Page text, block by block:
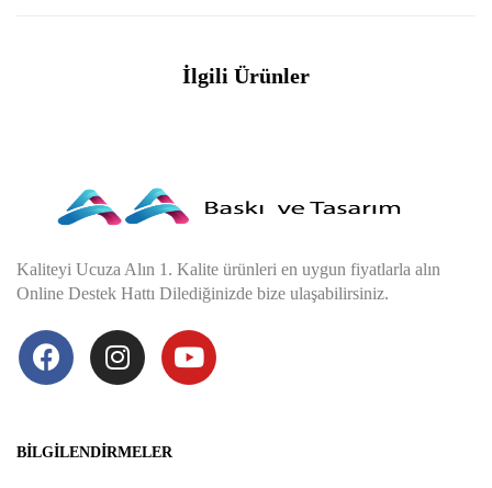
İlgili Ürünler
Kaliteyi Ucuza Alın 1. Kalite ürünleri en uygun fiyatlarla alın
Online Destek Hattı Dilediğinizde bize ulaşabilirsiniz.
BILGILENDIRMELER